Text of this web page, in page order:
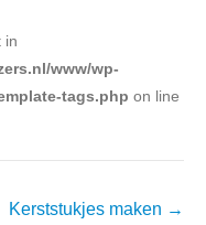
in
www/wp-
tags.php on line
Kerststukjes maken →